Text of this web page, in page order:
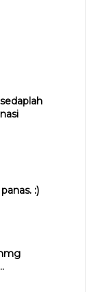
:)